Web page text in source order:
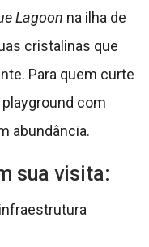
Lagoon na ilha de
cristalinas que
Para quem curte
com
abundância.
sua visita: